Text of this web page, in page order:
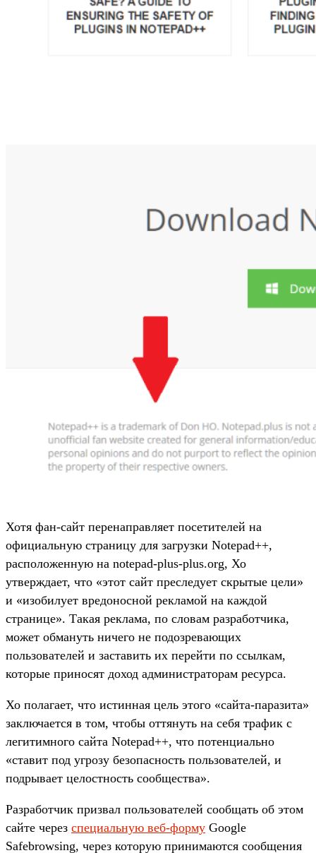
Хотя фан-сайт перенаправляет посетителей на
официальную страницу для загрузки Notepad++,
расположенную на notepad-plus-plus.org, Хо
утверждает, что «этот сайт преследует скрытые цели»
и «изобилует вредоносной рекламой на каждой
странице». Такая реклама, по словам разработчика,
может обмануть ничего не подозревающих
пользователей и заставить их перейти по ссылкам,
которые приносят доход администраторам ресурса.
Хо полагает, что истинная цель этого «сайта-паразита»
заключается в том, чтобы оттянуть на себя трафик с
легитимного сайта Notepad++, что потенциально
«ставит под угрозу безопасность пользователей, и
подрывает целостность сообщества».
Разработчик призвал пользователей сообщать об этом
сайте через специальную веб-форму Google
Safebrowsing, через которую принимаются сообщения